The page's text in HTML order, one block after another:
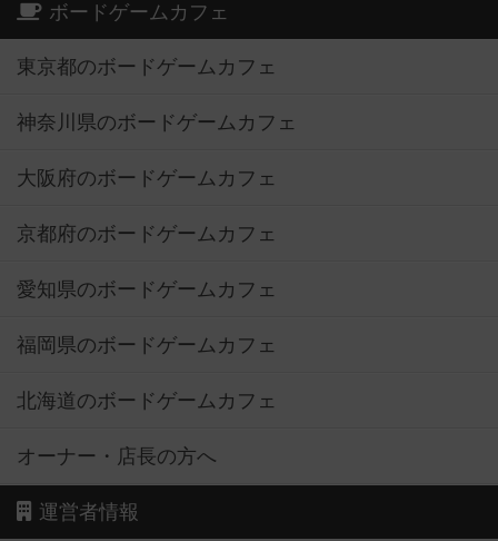
ボードゲームカフェ
東京都のボードゲームカフェ
神奈川県のボードゲームカフェ
大阪府のボードゲームカフェ
京都府のボードゲームカフェ
愛知県のボードゲームカフェ
福岡県のボードゲームカフェ
北海道のボードゲームカフェ
オーナー・店長の方へ
運営者情報